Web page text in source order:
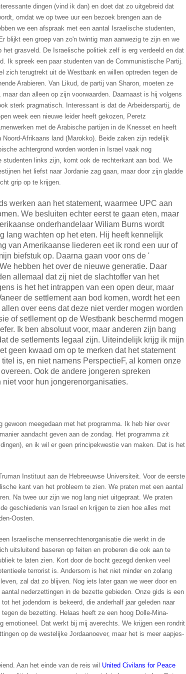
dingen (vind ik dan) en doet dat zo uitgebreid dat
omdat we op twee uur een bezoek brengen aan de
we een afspraak met een aantal Israelische studenten,
blijkt een groep van zo'n twintig man aanwezig te zijn en we
het grasveld. De Israelische politiek zelf is erg verdeeld en dat
Ik spreek een paar studenten van de Communistische Partij.
zich terugtrekt uit de Westbank en willen optreden tegen de
Arabieren. Van Likud, de partij van Sharon, moeten ze
dan alleen op zijn voorwaarden. Daarnaast is hij volgens
sterk pragmatisch. Interessant is dat de Arbeiderspartij, de
week een nieuwe leider heeft gekozen, Peretz
met de Arabische partijen in de Knesset en heeft
Afrikaans land (Marokko). Beide zaken zijn redelijk
achtergrond worden worden in Israel vaak nog
studenten links zijn, komt ook de rechterkant aan bod. We
het liefst naar Jordanie zag gaan, maar door zijn gladde
grip op te krijgen.
werken aan het statement, waarmee UPC aan
We besluiten echter eerst te gaan eten, maar
onderhandelaar Wiliam Burns wordt
lang wachten op het eten. Hij heeft kennelijk
van Amerikaanse liederen eet ik rond een uur of
biefstuk op. Daarna gaan voor ons de '
hebben het over de nieuwe generatie. Daar
allemaal dat zij niet de slachtoffer van het
is het het intrappen van een open deur, maar
de settlement aan bod komen, wordt het een
over eens dat deze niet verder mogen worden
of setllement op de Westbank beschermd mogen
Ik ben absoluut voor, maar anderen zijn bang
de setlements legaal zijn. Uiteindelijk krijg ik mijn
geen kwaad om op te merken dat het statement
is, en niet namens PerspectieF, al komen onze
Ook de andere jongeren spreken
voor hun jongerenorganisaties.
meegedaan met het programma. Ik heb hier over
aandacht geven aan de zondag. Het programma zit
en ik wil er geen principekwestie van maken. Dat is het
Instituut aan de Hebreeuwse Universiteit. Voor de eerste
kant van het probleem te zien. We praten met een aantal
Na twee uur zijn we nog lang niet uitgepraat. We praten
geschiedenis van Israel en krijgen te zien hoe alles met
Oosten.
een Israelische mensenrechtenorganisatie die werkt in de
uitsluitend baseren op feiten en proberen die ook aan te
te laten zien. Kort door de bocht gezegd denken veel
terrorist is. Andersom is het niet minder en zolang
zal dat zo blijven. Nog iets later gaan we weer door en
nederzettingen in de bezette gebieden. Onze gids is een
het jodendom is bekeerd, die anderhalf jaar geleden naar
de bezetting. Helaas heeft ze een hoog Dolle-Mina-
emotioneel. Dat werkt bij mij averechts. We krijgen een rondrit
op de westelijke Jordaanoever, maar het is meer aapjes-
Aan het einde van de reis wil United Civilans for Peace